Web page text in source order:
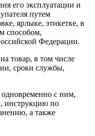
его эксплуатации и
путем
ярлыке, этикетке, в
способом,
Федерации.
товар, в том числе
сроки службы,
с ним,
инструкцию по
а также